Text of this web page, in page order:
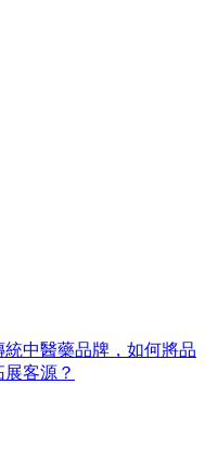
中醫藥品牌，如何將品
客源？